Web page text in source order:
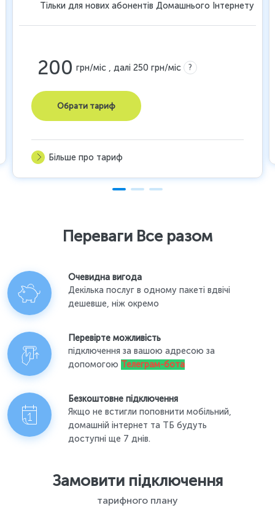
Тільки для нових абонентів Домашнього Інтернету
200 грн/міс , далі 250 грн/міс ?
Обрати тариф
Більше про тариф
Переваги Все разом
Очевидна вигода
Декілька послуг в одному пакеті вдвічі
дешевше, ніж окремо
Перевірте можливість
підключення за вашою адресою за
допомогою Телеграм-бота
Безкоштовне підключення
Якщо не встигли поповнити мобільний,
домашній інтернет та ТБ будуть
доступні ще 7 днів.
Замовити підключення
тарифного плану